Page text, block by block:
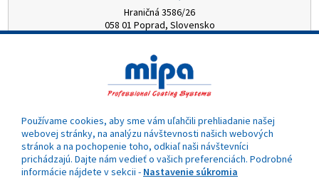
Hraničná 3586/26
058 01 Poprad, Slovensko
mipa@autolack.sk
OTVÁRACIE HODINY
Pondelok - Piatok: 8:00 - 16:00 hod.
Používame cookies, aby sme vám uľahčili prehliadanie našej
webovej stránky, na analýzu návštevnosti našich webových
stránok a na pochopenie toho, odkiaľ naši návštevníci
prichádzajú. Dajte nám vedieť o vašich preferenciách. Podrobné
informácie nájdete v sekcii - Nastavenie súkromia